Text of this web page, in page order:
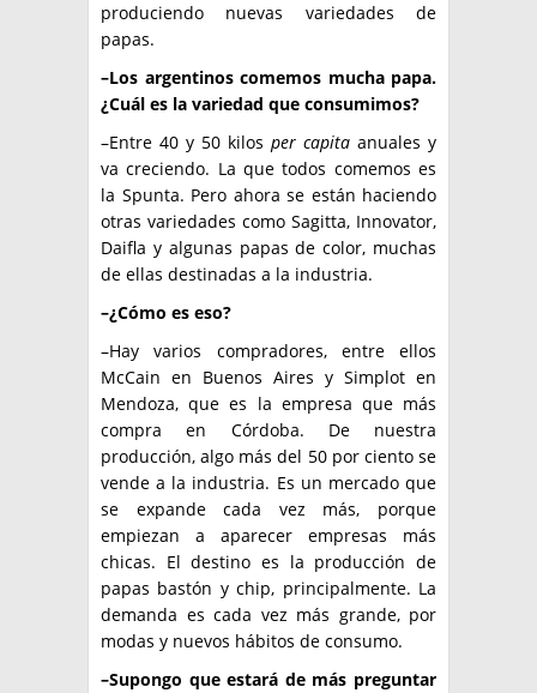
produciendo nuevas variedades de
papas.
–Los argentinos comemos mucha papa.
¿Cuál es la variedad que consumimos?
–Entre 40 y 50 kilos per capita anuales y
va creciendo. La que todos comemos es
la Spunta. Pero ahora se están haciendo
otras variedades como Sagitta, Innovator,
Daifla y algunas papas de color, muchas
de ellas destinadas a la industria.
–¿Cómo es eso?
–Hay varios compradores, entre ellos
McCain en Buenos Aires y Simplot en
Mendoza, que es la empresa que más
compra en Córdoba. De nuestra
producción, algo más del 50 por ciento se
vende a la industria. Es un mercado que
se expande cada vez más, porque
empiezan a aparecer empresas más
chicas. El destino es la producción de
papas bastón y chip, principalmente. La
demanda es cada vez más grande, por
modas y nuevos hábitos de consumo.
–Supongo que estará de más preguntar